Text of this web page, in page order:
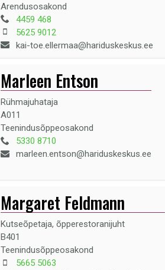
Arendusosakond
4459 468
5625 9012
kai-toe.ellermaa@hariduskeskus.ee
Marleen Entson
Rühmajuhataja
A011
Teenindusõppeosakond
5330 8710
marleen.entson@hariduskeskus.ee
Margaret Feldmann
Kutseõpetaja, õpperestoranijuht
B401
Teenindusõppeosakond
5665 5063